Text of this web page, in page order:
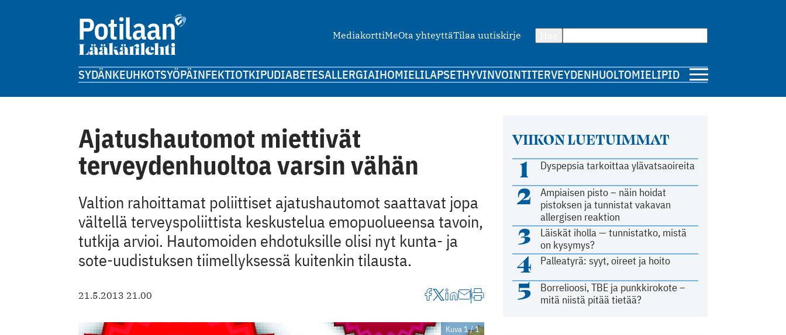
MediakorttiMeOta yhteyttäTilaa uutiskirje
SYDÄNKEUHKOTSYÖPÄINFEKTIOTKIPUDIABETESALLERGIAIHOMIELILAPSETHYVINVOINTITERVEYDENHUOLTOMIELIPIDE
VIIKON LUETUIMMAT
1 Dyspepsia tarkoittaa ylävatsaoireita
2
Ampiaisen pisto – näin hoidat
pistoksen ja tunnistat vakavan
allergisen reaktion
3
Läiskät iholla — tunnistatko, mistä
on kysymys?
4 Palleatyrä: syyt, oireet ja hoito
5
Borrelioosi, TBE ja punkkirokote –
mitä niistä pitää tietää?
Ajatushautomot miettivät
terveydenhuoltoa varsin vähän
Valtion rahoittamat poliittiset ajatushautomot saattavat jopa
vältellä terveyspoliittista keskustelua emopuolueensa tavoin,
tutkija arvioi. Hautomoiden ehdotuksille olisi nyt kunta- ja
sote-uudistuksen tiimellyksessä kuitenkin tilausta.
21.5.2013 21.00
Kuva 1 / 1